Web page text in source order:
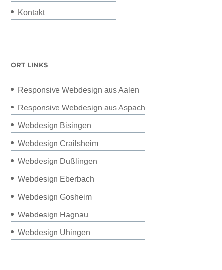
Kontakt
ORT LINKS
Responsive Webdesign aus Aalen
Responsive Webdesign aus Aspach
Webdesign Bisingen
Webdesign Crailsheim
Webdesign Dußlingen
Webdesign Eberbach
Webdesign Gosheim
Webdesign Hagnau
Webdesign Uhingen